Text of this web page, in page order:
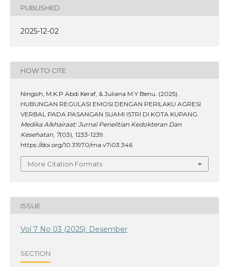
PUBLISHED
2025-12-02
HOW TO CITE
Ningsih, M.K.P Abdi Keraf, & Juliana M.Y Benu. (2025).
HUBUNGAN REGULASI EMOSI DENGAN PERILAKU AGRESI
VERBAL PADA PASANGAN SUAMI ISTRI DI KOTA KUPANG.
Medika Alkhairaat: Jurnal Penelitian Kedokteran Dan
Kesehatan, 7(03), 1233-1239.
https://doi.org/10.31970/ma.v7i03.346
More Citation Formats
ISSUE
Vol 7 No 03 (2025): Desember
SECTION